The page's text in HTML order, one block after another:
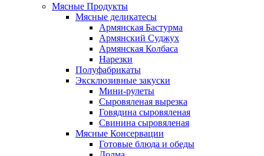
Мясные Продукты
Мясные деликатесы
Армянская Бастурма
Армянский Суджух
Армянская Колбаса
Нарезки
Полуфабрикаты
Эксклюзивные закуски
Мини-рулеты
Сыровяленая вырезка
Говядина сыровяленая
Свинина сыровяленая
Мясные Консервации
Готовые блюда и обеды